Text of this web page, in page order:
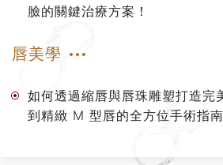
臉的關鍵治療方案！
唇美學
如何透過縮唇與唇珠雕塑打造完
到精緻 M 型唇的全方位手術指南